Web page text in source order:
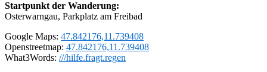
Startpunkt der Wanderung:
Osterwarngau, Parkplatz am Freibad
Google Maps: 47.842176,11.739408
Openstreetmap: 47.842176,11.739408
What3Words: ///hilfe.fragt.regen